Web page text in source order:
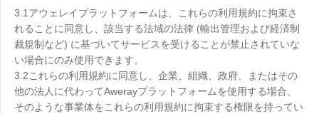
3.1アウェレイプラットフォームは、これらの利用規約に拘束さ
れることに同意し、該当する法域の法律 (輸出管理および経済制
裁規制など) に基づいてサービスを受けることが禁止されていな
い場合にのみ使用できます。
3.2これらの利用規約に同意し、企業、組織、政府、またはその
他の法人に代わってAwerayプラットフォームを使用する場合、
そのような事業体をこれらの利用規約に拘束する権限を持ってい